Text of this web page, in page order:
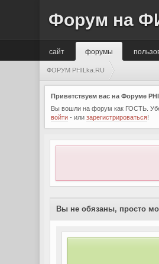
Форум на
сайт форумы
ФОРУМ PHILka.RU
Приветствуем вас на Форуме
Вы вошли на форум как ГОСТЬ.
войти - илизарегистрироваться!
Вы не обязаны, просто